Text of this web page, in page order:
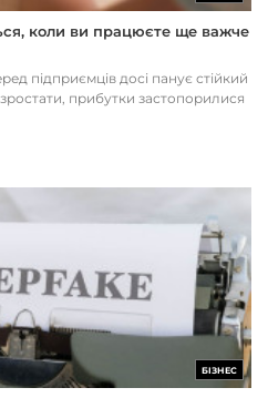
коли ви працюєте ще важче
підприємців досі панує стійкий
прибутки застопорилися
БІЗНЕС